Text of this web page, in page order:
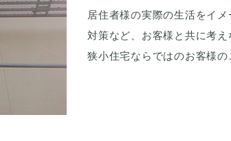
居住者様の実際の生活をイ
対策など、お客様と共に考
狭小住宅ならではのお客様